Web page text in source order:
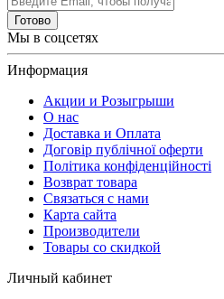
Готово
Мы в соцсетях
Информация
Акции и Розыгрыши
О нас
Доставка и Оплата
Договір публічної оферти
Політика конфіденційності
Возврат товара
Связаться с нами
Карта сайта
Производители
Товары со скидкой
Личный кабинет